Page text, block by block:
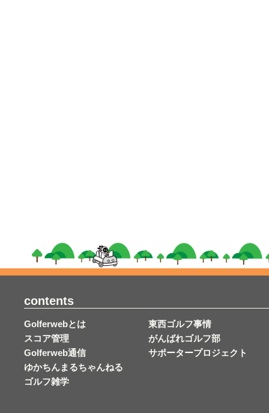
contents
Golferwebとは
スコア管理
Golferweb通信
ゆかちんまるちゃんねる
ゴルフ雑学
東西ゴルフ事情
がんばれゴルフ部
サポータープロジェクト